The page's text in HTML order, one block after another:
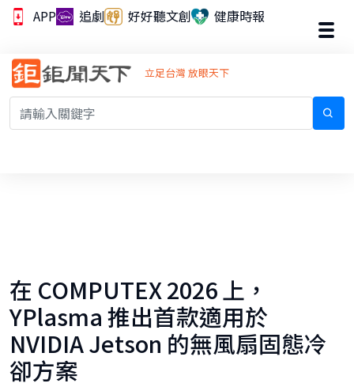
APP 追劇 好好聽文創 健康時報
立足台灣 放眼天下
在 COMPUTEX 2026 上，
YPlasma 推出首款適用於
NVIDIA Jetson 的無風扇固態冷
卻方案